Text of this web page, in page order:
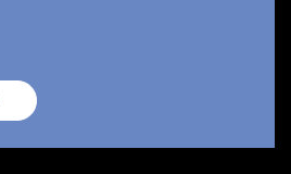
Pirinexus